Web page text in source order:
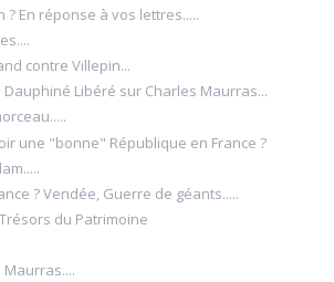
? En réponse à vos lettres.....
contre Villepin...
Libéré sur Charles Maurras...
une "bonne" République en France ?
? Vendée, Guerre de géants.....
du Patrimoine